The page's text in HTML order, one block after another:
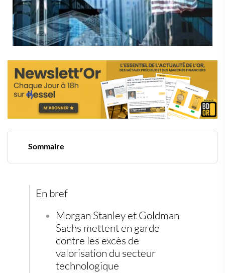
Sommaire
IA : moteur d’investissement ou catalyseur de bulle ?
Un marché en surchauffe… mais pas homogène
Vers des alternatives tangibles : l’or physique en ligne
de mire
En bref
Morgan StanleyetGoldman
Sachs mettent en garde
contre les excès de
valorisation du secteur
technologique